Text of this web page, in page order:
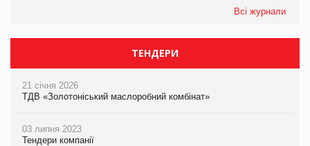
Всі журнали
ТЕНДЕРИ
21 січня 2026
ТДВ «Золотоніський маслоробний комбінат»
03 липня 2023
Тендери компанії